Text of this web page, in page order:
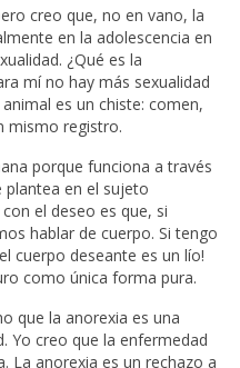
creo que, no en vano, la
en la adolescencia en
¿Qué es la
mí no hay más sexualidad
es un chiste: comen,
mismo registro.
porque funciona a través
plantea en el sujeto
el deseo es que, si
hablar de cuerpo. Si tengo
cuerpo deseante es un lío!
como única forma pura.
que la anorexia es una
Yo creo que la enfermedad
La anorexia es un rechazo a